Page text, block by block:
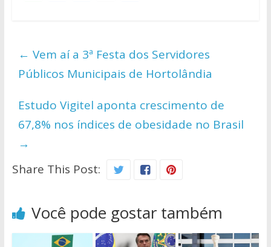
s
A
p
p
b
o
o
k
er y
Li
n
k
e
← Vem aí a 3ª Festa dos Servidores
Públicos Municipais de Hortolândia
Estudo Vigitel aponta crescimento de
67,8% nos índices de obesidade no Brasil
→
Share This Post:
Você pode gostar também